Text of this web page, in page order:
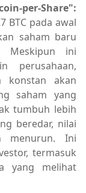
per-Share":
BTC pada awal
saham baru
Meskipun ini
perusahaan,
konstan akan
saham yang
tumbuh lebih
beredar, nilai
menurun. Ini
termasuk
yang melihat